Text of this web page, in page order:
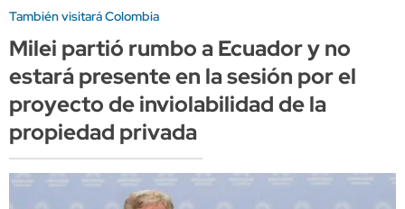
También visitará Colombia
Milei partió rumbo a Ecuador y no
estará presente en la sesión por el
proyecto de inviolabilidad de la
propiedad privada